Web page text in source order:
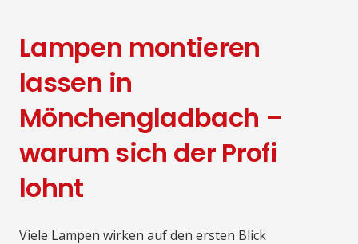
Lampen montieren
lassen in
Mönchengladbach –
warum sich der Profi
lohnt
Viele Lampen wirken auf den ersten Blick